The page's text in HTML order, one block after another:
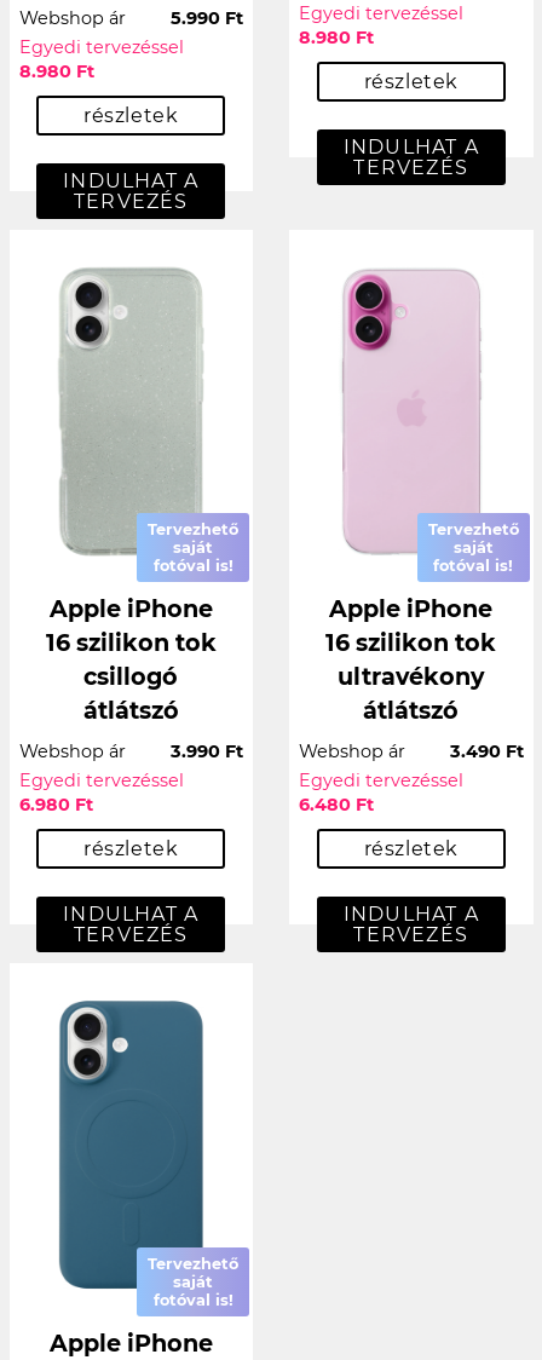
Webshop ár
5.990 Ft
Egyedi tervezéssel
8.980 Ft
részletek
INDULHAT A
TERVEZÉS
Egyedi tervezéssel
8.980 Ft
részletek
INDULHAT A
TERVEZÉS
Tervezhető
saját
fotóval is!
Apple iPhone
16 szilikon tok
csillogó
átlátszó
Webshop ár
3.990 Ft
Egyedi tervezéssel
6.980 Ft
részletek
INDULHAT A
TERVEZÉS
Tervezhető
saját
fotóval is!
Apple iPhone
16 szilikon tok
ultravékony
átlátszó
Webshop ár
3.490 Ft
Egyedi tervezéssel
6.480 Ft
részletek
INDULHAT A
TERVEZÉS
Tervezhető
saját
fotóval is!
Apple iPhone